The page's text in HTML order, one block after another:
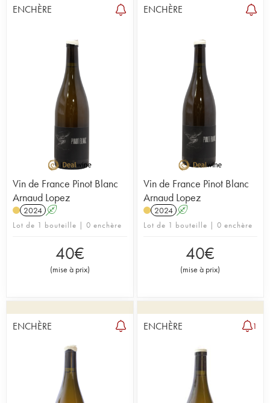
ENCHÈRE
Vin de France Pinot Blanc
Arnaud Lopez
2024 A
Lot de 1 bouteille | 0 enchère
40€
(mise à prix)
ENCHÈRE
Vin de France Pinot Blanc
Arnaud Lopez
2024 A
Lot de 1 bouteille | 0 enchère
40€
(mise à prix)
ENCHÈRE ENCHÈRE 1